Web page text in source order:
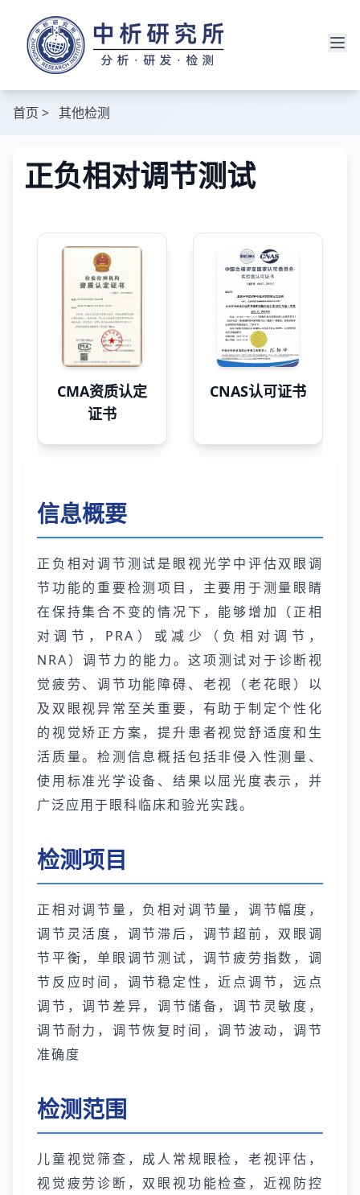
首页 > 其他检测
正负相对调节测试
CMA资质认定
证书
CNAS认可证书
信息概要
正负相对调节测试是眼视光学中评估双眼调
节功能的重要检测项目，主要用于测量眼睛
在保持集合不变的情况下，能够增加（正相
对调节，PRA）或减少（负相对调节，
NRA）调节力的能力。这项测试对于诊断视
觉疲劳、调节功能障碍、老视（老花眼）以
及双眼视异常至关重要，有助于制定个性化
的视觉矫正方案，提升患者视觉舒适度和生
活质量。检测信息概括包括非侵入性测量、
使用标准光学设备、结果以屈光度表示，并
广泛应用于眼科临床和验光实践。
检测项目
正相对调节量，负相对调节量，调节幅度，
调节灵活度，调节滞后，调节超前，双眼调
节平衡，单眼调节测试，调节疲劳指数，调
节反应时间，调节稳定性，近点调节，远点
调节，调节差异，调节储备，调节灵敏度，
调节耐力，调节恢复时间，调节波动，调节
准确度
检测范围
儿童视觉筛查，成人常规眼检，老视评估，
视觉疲劳诊断，双眼视功能检查，近视防控